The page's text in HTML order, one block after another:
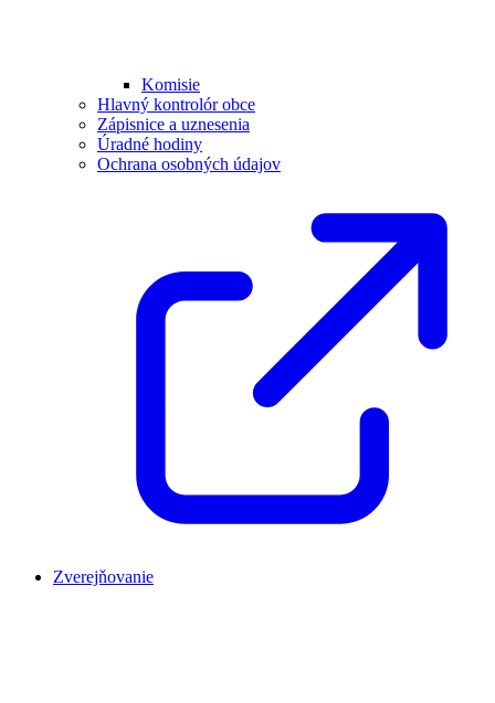
Komisie
Hlavný kontrolór obce
Zápisnice a uznesenia
Úradné hodiny
Ochrana osobných údajov
Zverejňovanie